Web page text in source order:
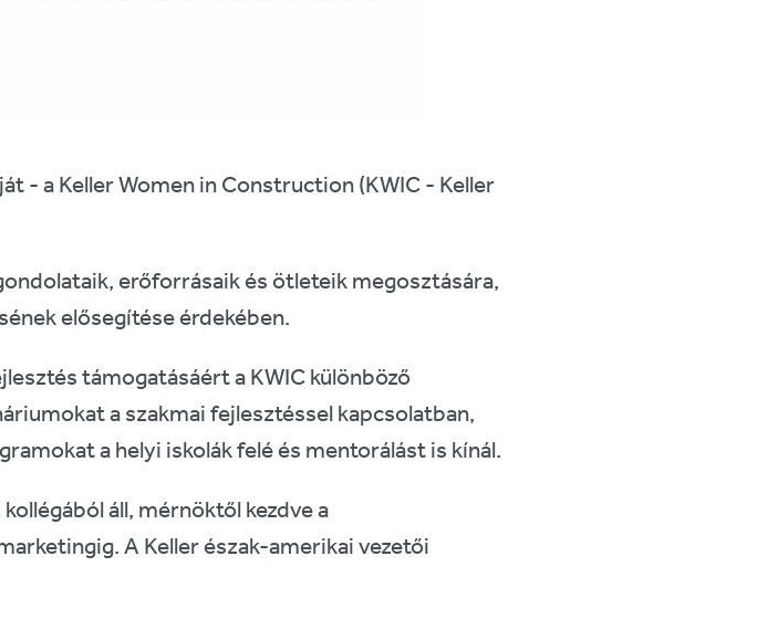
- a Keller Women in Construction (KWIC - Keller
erőforrásaik és ötleteik megosztására,
elősegítése érdekében.
támogatásáért a KWIC különböző
a szakmai fejlesztéssel kapcsolatban,
a helyi iskolák felé és mentorálást is kínál.
áll, mérnöktől kezdve a
A Keller észak-amerikai vezetői